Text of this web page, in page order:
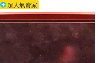
超人氣賣家